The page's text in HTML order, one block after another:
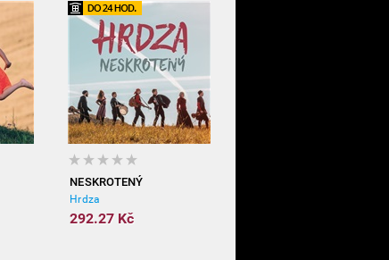
NESKROTENÝ
Hrdza
292.27 Kč